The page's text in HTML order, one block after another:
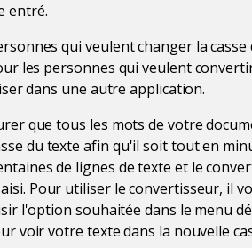
entré.
qui veulent changer la
les personnes qui veulent
dans une autre application.
que tous les mots de votre
du texte afin qu'il soit tout en
de lignes de texte et le
Pour utiliser le convertisseur, il
l'option souhaitée dans le menu
voir votre texte dans la nouvelle